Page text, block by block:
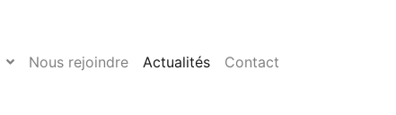
Nous rejoindre Actualités Contact